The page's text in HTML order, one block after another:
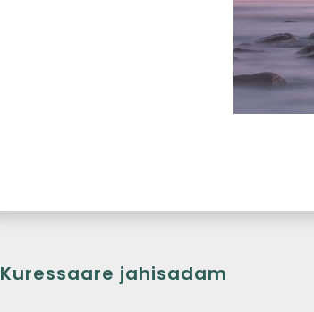
Kuressaare jahisadam